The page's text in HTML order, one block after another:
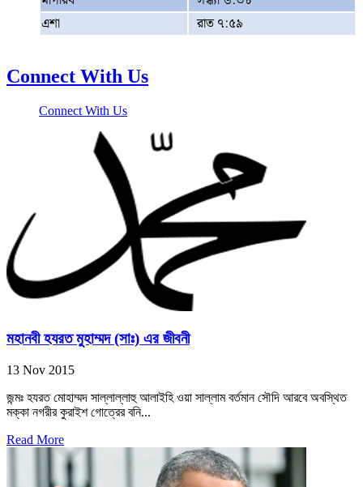
এশা
রাত ৭:৫৯
Connect With Us
Connect With Us
মহানবী হযরত মুহাম্মদ (সাঃ) এর জীবনী
13 Nov 2015
জন্মঃ হযরত মোহাম্মদ সাল্লাল্লাহু আলাইহি ওয়া সাল্লাম বর্তমান সৌদি আরবে অবস্থিত
মক্কা নগরীর কুরাইশ গোত্রের বনি...
Read More